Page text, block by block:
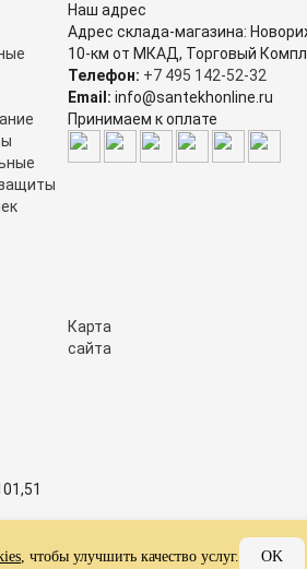
Наш адрес
Адрес склада-магазина:
10-км от МКАД, Торговый
Телефон: +7 495 142-52-32
Email: info@santekhonline.ru
Принимаем к оплате
Карта
сайта
, чтобы улучшить качество услуг. OK